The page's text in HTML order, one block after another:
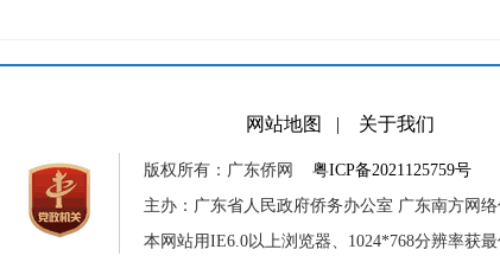
网站地图 | 关于我们
版权所有：广东侨网 粤ICP备2021125759号
主办：广东省人民政府侨务办公室 广东南方网
本网站用IE6.0以上浏览器、1024*768分辨率获最